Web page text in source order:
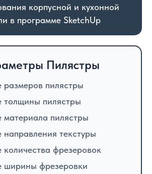
корпусной и кухонной
в программе SketchUp
Пилястры
размеров пилястры
толщины пилястры
материала пилястры
текстуры
фрезеровок
ширины фрезеровки